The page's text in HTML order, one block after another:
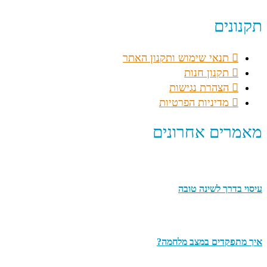
תקנונים
תנאי שימוש ותקנון האתר
תקנון חנות
הצהרת נגישות
מדיניות הפרטיות
מאמרים אחרונים
עיסוי בדרך לשינה טובה
איך מתפקדים במצב מלחמה?